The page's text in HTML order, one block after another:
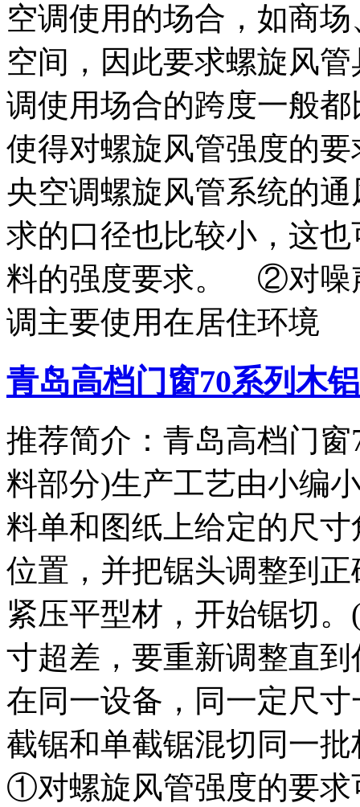
空调使用的场合，如商
空间，因此要求螺旋风
调使用场合的跨度一般
使得对螺旋风管强度的
央空调螺旋风管系统的
求的口径也比较小，这
料的强度要求。 ②对噪
调主要使用在居住环境
青岛高档门窗70系列木
推荐简介：青岛高档门
料部分)生产工艺由小编
料单和图纸上给定的尺
位置，并把锯头调整到
紧压平型材，开始锯切
寸超差，要重新调整直
在同一设备，同一定尺
截锯和单截锯混切同一
①对螺旋风管强度的要求